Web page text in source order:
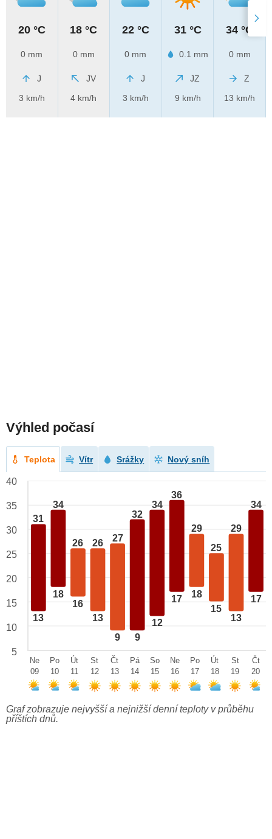
20 °C
0 mm
J
3 km/h
18 °C
0 mm
JV
4 km/h
22 °C
0 mm
J
3 km/h
31 °C
0.1 mm
JZ
9 km/h
34 °C
0 mm
Z
13 km/h
Výhled počasí
Teplota Vítr Srážky Nový sníh
31
13
34
18
26
16
26
13
27
9
32
9
34
12
36
17
29
18
25
15
29
13
34
17
40
35
30
25
20
15
10
5
Ne
09
Po
10
Út
11
St
12
Čt
13
Pá
14
So
15
Ne
16
Po
17
Út
18
St
19
Čt
20
Graf zobrazuje nejvyšší a nejnižší denní teploty v průběhu
příštích dnů.